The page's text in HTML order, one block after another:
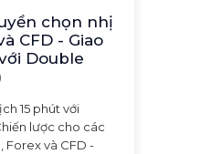
chọn nhị
CFD - Giao
Double
15 phút với
lược cho các
Forex và CFD -